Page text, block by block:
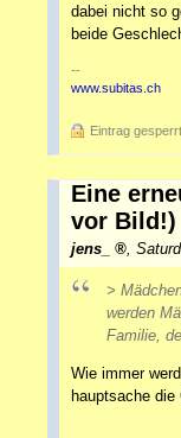
dabei nicht so
beide
--
www.subitas.ch
Eintrag gesperrt
Eine
vor Bild!)
jens_
>
werden
Familie,
Wie immer
hauptsache die